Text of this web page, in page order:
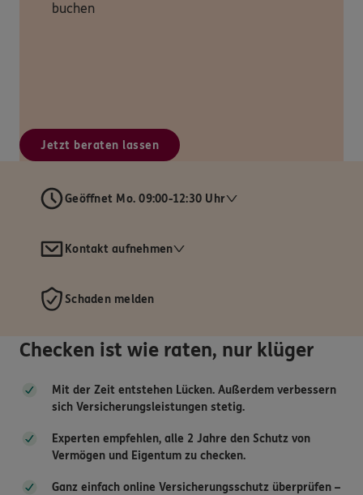
buchen
Jetzt beraten lassen
Geöffnet Mo. 09:00-12:30 Uhr
Kontakt aufnehmen
Schaden melden
Checken ist wie raten, nur klüger
Mit der Zeit entstehen Lücken. Außerdem verbessern
sich Versicherungsleistungen stetig.
Experten empfehlen, alle 2 Jahre den Schutz von
Vermögen und Eigentum zu checken.
Ganz einfach online Versicherungsschutz überprüfen –